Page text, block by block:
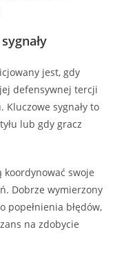
jest, gdy
defensywnej tercji
sygnały to
lub gdy gracz
koordynować swoje
Dobrze wymierzony
popełnienia błędów,
na zdobycie